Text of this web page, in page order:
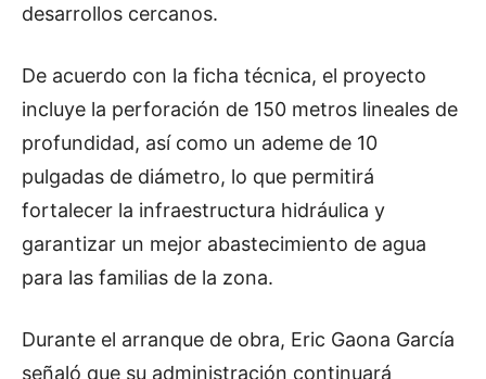
desarrollos cercanos.
De acuerdo con la ficha técnica, el proyecto
incluye la perforación de 150 metros lineales de
profundidad, así como un ademe de 10
pulgadas de diámetro, lo que permitirá
fortalecer la infraestructura hidráulica y
garantizar un mejor abastecimiento de agua
para las familias de la zona.
Durante el arranque de obra, Eric Gaona García
señaló que su administración continuará